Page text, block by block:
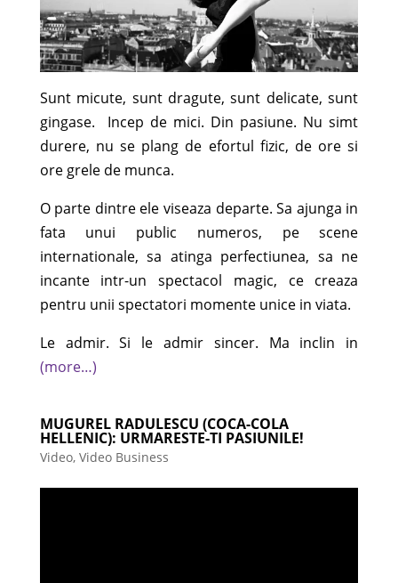
Sunt micute, sunt dragute, sunt delicate, sunt
gingase. Incep de mici. Din pasiune. Nu simt
durere, nu se plang de efortul fizic, de ore si
ore grele de munca.
O parte dintre ele viseaza departe. Sa ajunga in
fata unui public numeros, pe scene
internationale, sa atinga perfectiunea, sa ne
incante intr-un spectacol magic, ce creaza
pentru unii spectatori momente unice in viata.
Le admir. Si le admir sincer. Ma inclin in
(more…)
MUGUREL RADULESCU (COCA-COLA
HELLENIC): URMARESTE-TI PASIUNILE!
Video, Video Business